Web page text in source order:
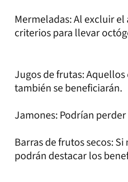
Mermeladas: Al excluir
criterios para llevar
Jugos de frutas:
también se beneficiarán.
Jamones: Podrían
Barras de frutos secos:
podrán destacar los